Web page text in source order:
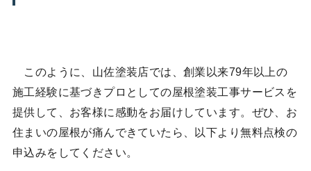
このように、山佐塗装店では、創業以来79年以上の
施工経験に基づきプロとしての屋根塗装工事サービスを
提供して、お客様に感動をお届けしています。ぜひ、お
住まいの屋根が痛んできていたら、以下より無料点検の
申込みをしてください。